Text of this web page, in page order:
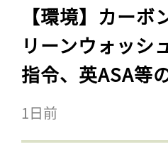
【環境】カー
リーンウォッシ
指令、英ASA等
1日前